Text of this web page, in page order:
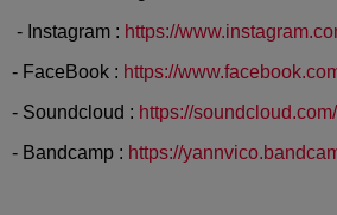
- Instagram : https://
- FaceBook : https://
- Soundcloud : https://
- Bandcamp : https://